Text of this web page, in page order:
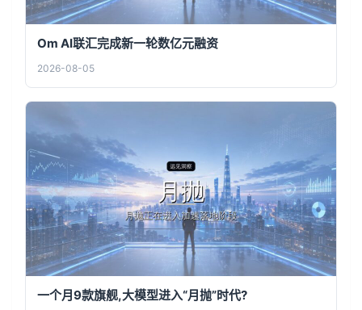
Om AI联汇完成新一轮数亿元融资
2026-08-05
一个月9款旗舰,大模型进入“月抛”时代?